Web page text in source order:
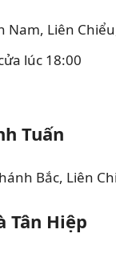
Nam, Liên
lúc 18:00
Tuấn
Bắc, Liên
Tân Hiệp